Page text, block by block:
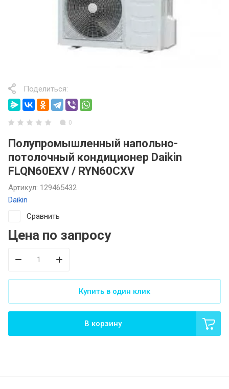
Поделиться:
0
Полупромышленный напольно-
потолочный кондиционер Daikin
FLQN60EXV / RYN60CXV
Артикул: 129465432
Daikin
Сравнить
Цена по запросу
В корзину
Купить в один клик